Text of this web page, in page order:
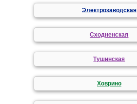
Электрозаводская
Сходненская
Тушинская
Ховрино